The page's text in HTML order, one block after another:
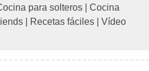
para solteros
Cocina
Recetas fáciles
Vídeo